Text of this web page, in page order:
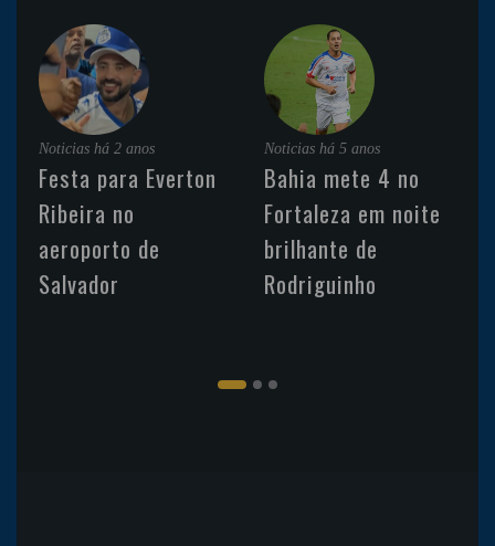
Noticias há 2 anos
Festa para Everton
Ribeira no
aeroporto de
Salvador
Noticias há 5 anos
Bahia mete 4 no
Fortaleza em noite
brilhante de
Rodriguinho